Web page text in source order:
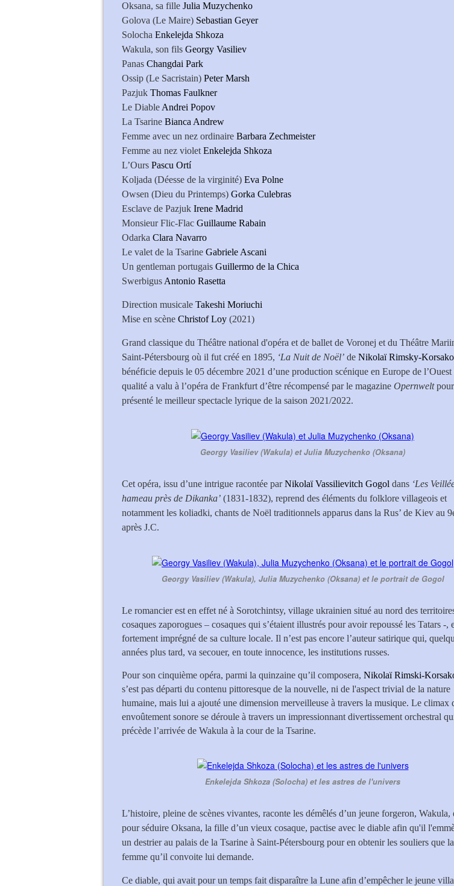
Oksana, sa fille Julia Muzychenko
Golova (Le Maire) Sebastian Geyer
Solocha Enkelejda Shkoza
Wakula, son fils Georgy Vasiliev
Panas Changdai Park
Ossip (Le Sacristain) Peter Marsh
Pazjuk Thomas Faulkner
Le Diable Andrei Popov
La Tsarine Bianca Andrew
Femme avec un nez ordinaire Barbara Zechmeister
Femme au nez violet Enkelejda Shkoza
L’Ours Pascu Ortí
Koljada (Déesse de la virginité) Eva Polne
Owsen (Dieu du Printemps) Gorka Culebras
Esclave de Pazjuk Irene Madrid
Monsieur Flic-Flac Guillaume Rabain
Odarka Clara Navarro
Le valet de la Tsarine Gabriele Ascani
Un gentleman portugais Guillermo de la Chica
Swerbigus Antonio Rasetta
Direction musicale Takeshi Moriuchi
Mise en scène Christof Loy (2021)
Grand classique du Théâtre national d'opéra et de ballet de Voronej et du Théâtre
Saint-Pétersbourg où il fut créé en 1895, ‘La Nuit de Noël’ de Nikolaï Rimsky-
bénéficie depuis le 05 décembre 2021 d’une production scénique en Europe de l’Ouest
qualité a valu à l’opéra de Frankfurt d’être récompensé par le magazine Opernwelt
présenté le meilleur spectacle lyrique de la saison 2021/2022.
Georgy Vasiliev (Wakula) et Julia Muzychenko (Oksana)
Cet opéra, issu d’une intrigue racontée parNikolaï Vassilievitch Gogol dans ‘Les
hameau près de Dikanka’ (1831-1832), reprend des éléments du folklore villageois et
notamment les koliadki, chants de Noël traditionnels apparus dans la Rus’ de Kiev au
après J.C.
Georgy Vasiliev (Wakula), Julia Muzychenko (Oksana) et le portrait de Gogol
Le romancier est en effet né à Sorotchintsy, village ukrainien situé au nord des
cosaques zaporogues – cosaques qui s’étaient illustrés pour avoir repoussé les Tatars -,
fortement imprégné de sa culture locale. Il n’est pas encore l’auteur satirique qui,
années plus tard, va secouer, en toute innocence, les institutions russes.
Pour son cinquième opéra, parmi la quinzaine qu’il composera, Nikolaï Rimski-
s’est pas départi du contenu pittoresque de la nouvelle, ni de l'aspect trivial de la nature
humaine, mais lui a ajouté une dimension merveilleuse à travers la musique. Le climax
envoûtement sonore se déroule à travers un impressionnant divertissement orchestral
précède l’arrivée de Wakula à la cour de la Tsarine.
Enkelejda Shkoza (Solocha) et les astres de l'univers
L’histoire, pleine de scènes vivantes, raconte les démêlés d’un jeune forgeron, Wakula,
pour séduire Oksana, la fille d’un vieux cosaque, pactise avec le diable afin qu'il
un destrier au palais de la Tsarine à Saint-Pétersbourg pour en obtenir les souliers que
femme qu’il convoite lui demande.
Ce diable, qui avait pour un temps fait disparaître la Lune afin d’empêcher le jeune